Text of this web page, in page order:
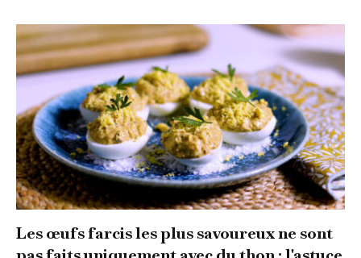
Les œufs farcis les plus savoureux ne sont